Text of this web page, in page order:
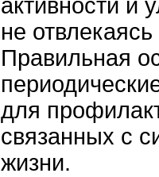
активности и
не
Правильная
для
связанных с
жизни.